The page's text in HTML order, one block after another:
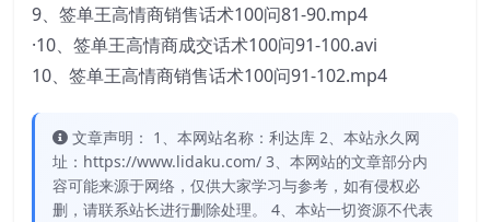
9、签单王高情商销售话术100问81-90.mp4
·10、签单王高情商成交话术100问91-100.avi
10、签单王高情商销售话术100问91-102.mp4
文章声明： 1、本网站名称：利达库 2、本站永久网
址：https://www.lidaku.com/ 3、本网站的文章部分内
容可能来源于网络，仅供大家学习与参考，如有侵权必
删，请联系站长进行删除处理。 4、本站一切资源不代表